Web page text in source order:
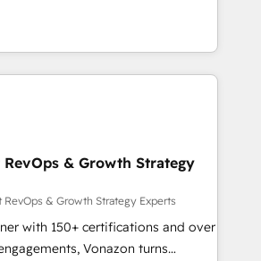
tune-ups, feature rollouts,
developing a new website to
marketing; we do it all (and with
training, data migration - HubSpot
digital marketing, advertising,
customer experiences. With our
and can-do mentality, we
basis. So tell us your
and growth driven team of 100+
|
RevOps & Growth Strategy
RevOps & Growth Strategy Experts
with 150+ certifications and over
Vonazon turns